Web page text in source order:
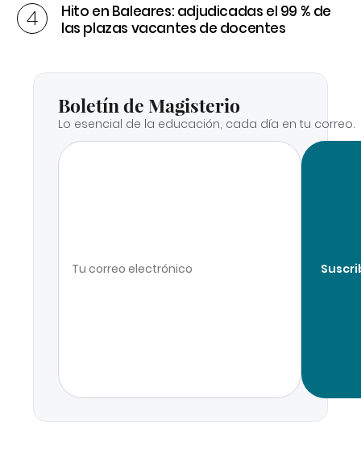
Hito en Baleares: adjudicadas el 99 % de
las plazas vacantes de docentes
Boletín de Magisterio
Lo esencial de la educación, cada día en tu correo.